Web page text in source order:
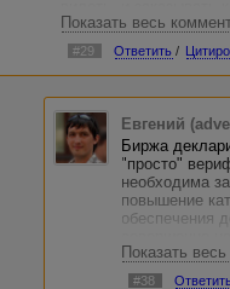
Показать весь
#29 Ответить /
Евгений
Биржа
"просто"
необходима
повышение
обеспечения
открытость
необходимо
Показать
#38